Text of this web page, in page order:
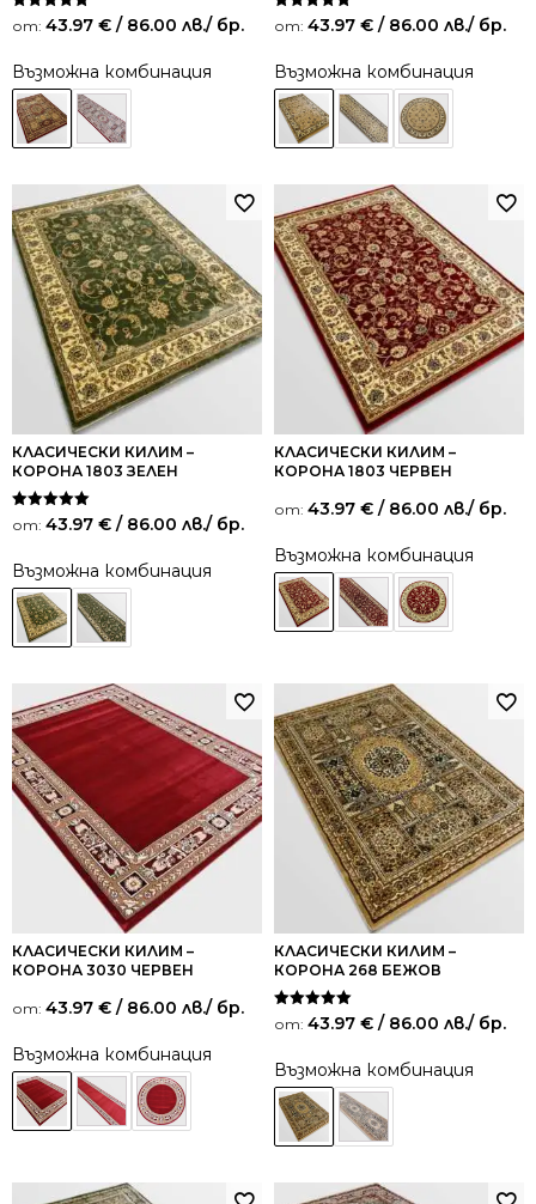
Оценено на
5.00
от: 43.97 € / 86.00 лв./ бр.
Възможна комбинация
Оценено на
5.00
от: 43.97 € / 86.00 лв./ бр.
Възможна комбинация
КЛАСИЧЕСКИ КИЛИМ –
КОРОНА 1803 ЗЕЛЕН
Оценено на
5.00
от: 43.97 € / 86.00 лв./ бр.
Възможна комбинация
КЛАСИЧЕСКИ КИЛИМ –
КОРОНА 1803 ЧЕРВЕН
от: 43.97 € / 86.00 лв./ бр.
Възможна комбинация
КЛАСИЧЕСКИ КИЛИМ –
КОРОНА 3030 ЧЕРВЕН
от: 43.97 € / 86.00 лв./ бр.
Възможна комбинация
КЛАСИЧЕСКИ КИЛИМ –
КОРОНА 268 БЕЖОВ
Оценено на
5.00
от: 43.97 € / 86.00 лв./ бр.
Възможна комбинация